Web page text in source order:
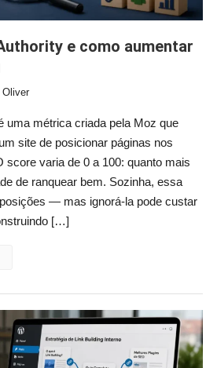
Oliver
uma métrica criada pela Moz que
site de posicionar páginas nos
score varia de 0 a 100: quanto mais
de ranquear bem. Sozinha, essa
— mas ignorá-la pode custar
[…]